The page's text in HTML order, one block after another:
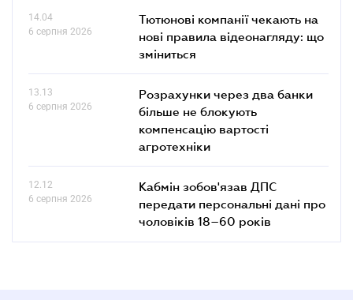
14.04
6 серпня 2026
Тютюнові компанії чекають на
нові правила відеонагляду: що
зміниться
13.13
6 серпня 2026
Розрахунки через два банки
більше не блокують
компенсацію вартості
агротехніки
12.12
6 серпня 2026
Кабмін зобов'язав ДПС
передати персональні дані про
чоловіків 18–60 років